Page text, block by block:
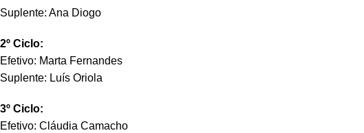
Suplente: Ana Diogo
2º Ciclo:
Efetivo: Marta Fernandes
Suplente: Luís Oriola
3º Ciclo:
Efetivo: Cláudia Camacho